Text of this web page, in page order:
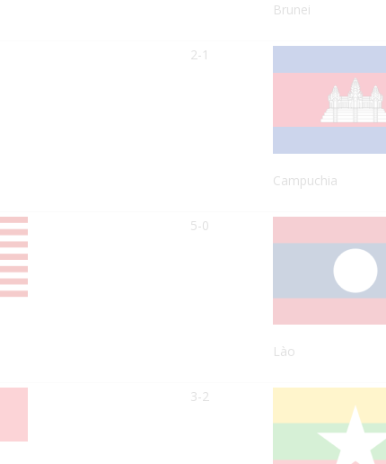
Brunei
2-1
Campuchia
5-0
Lào
3-2